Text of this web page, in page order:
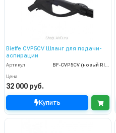
Bieffe CVP5CV Шланг для подачи-
аспирации
Артикул BF-CVP5CV (новый RIP5525)
Цена
32 000 руб.
Купить